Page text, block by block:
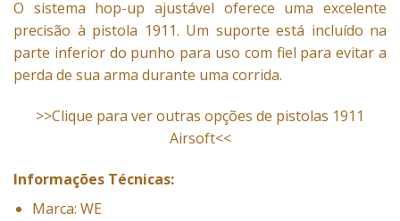
O sistema hop-up ajustável oferece uma excelente
precisão à pistola 1911. Um suporte está incluído na
parte inferior do punho para uso com fiel para evitar a
perda de sua arma durante uma corrida.
>>Clique para ver outras opções de pistolas 1911
Airsoft<<
Informações Técnicas:
Marca: WE